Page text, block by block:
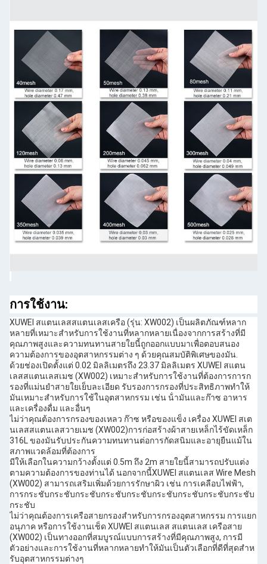
การใช้งาน:
XUWEI สแตนเลสสแตนเลสเครือ (รุ่น: XW002) เป็นผลิตภัณฑ์หลาก
หลายที่เหมาะสําหรับการใช้งานที่หลากหลายเนื่องจากการสร้างที่มี
คุณภาพสูงและความทนทานสายใยนี้ถูกออกแบบมาเพื่อตอบสนอง
ความต้องการของอุตสาหกรรมต่าง ๆ ด้วยคุณสมบัติพิเศษของมัน.
ด้วยช่องเปิดตั้งแต่ 0.02 มิลลิเมตรถึง 23.37 มิลลิเมตร XUWEI สแตน
เลสสแตนเลสเมช (XW002) เหมาะสําหรับการใช้งานที่ต้องการการก
รองที่แม่นยําสายใยเย็บละเอียด รับรองการกรองที่ประสิทธิภาพทําให้
มันเหมาะสําหรับการใช้ในอุตสาหกรรม เช่น น้ํามันและก๊าซ อาหาร
และเครื่องดื่ม และอื่นๆ
ไม่ว่าคุณต้องการกรองของเหลว ก๊าซ หรือของแข็ง เครื่อง XUWEI สเต
นเลสสแตนเลสวายเมช (XW002)การก่อสร้างผ้าสายเหล็กไร้ขัดเหล็ก
316L ของมันรับประกันความทนทานต่อการกัดสนิมและอายุยืนแม้ใน
สภาพแวดล้อมที่ต้องการ
มีให้เลือกในความกว้างตั้งแต่ 0.5m ถึง 2m สายใยนี้สามารถปรับแต่ง
ตามความต้องการของท่านได้ นอกจากนี้XUWEI สแตนเลส Wire Mesh
(XW002) สามารถเสริมเพิ่มด้วยการรักษาผิว เช่น การเคลือบไฟฟ้า,
การกระชับกระชับกระชับกระชับกระชับกระชับกระชับกระชับกระชับ
กระชับ
ไม่ว่าคุณต้องการเครือสายกรองสําหรับการกรองอุตสาหกรรม การแยก
อนุภาค หรือการใช้งานเช็ด XUWEI สแตนเลส สแตนเลส เครือสาย
(XW002) เป็นทางออกที่สมบูรณ์แบบการสร้างที่มีคุณภาพสูง, การมี
ตัวอย่างและการใช้งานที่หลากหลายทําให้มันเป็นตัวเลือกที่ดีที่สุดสําห
รับอุตสาหกรรมต่างๆ